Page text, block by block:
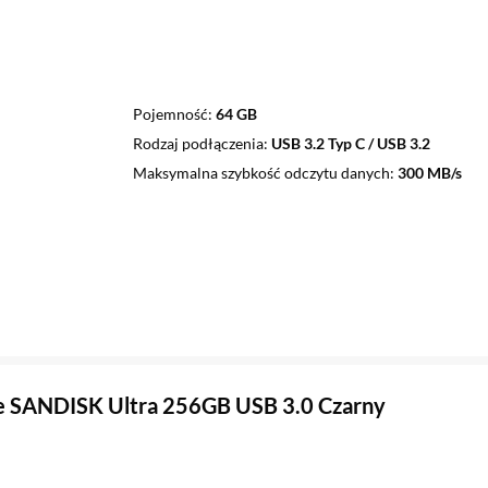
Pojemność 64 GB
Rodzaj podłączenia USB 3.2 Typ C / USB 3.2
Maksymalna szybkość odczytu danych 300 MB/s
SANDISK Ultra 256GB USB 3.0 Czarny